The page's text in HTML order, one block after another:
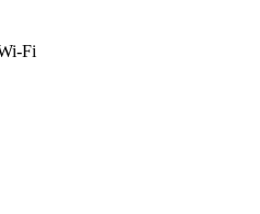
Fi